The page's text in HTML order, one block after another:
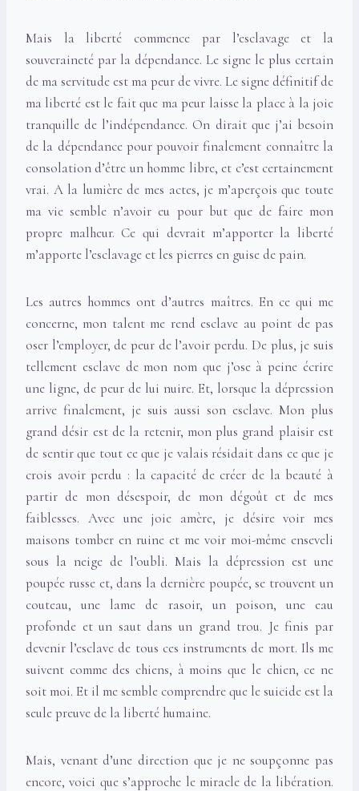
Mais la liberté commence par l’esclavage et la
souveraineté par la dépendance. Le signe le plus certain
de ma servitude est ma peur de vivre. Le signe définitif de
ma liberté est le fait que ma peur laisse la place à la joie
tranquille de l’indépendance. On dirait que j’ai besoin
de la dépendance pour pouvoir finalement connaître la
consolation d’être un homme libre, et c’est certainement
vrai. A la lumière de mes actes, je m’aperçois que toute
ma vie semble n’avoir eu pour but que de faire mon
propre malheur. Ce qui devrait m’apporter la liberté
m’apporte l’esclavage et les pierres en guise de pain.
Les autres hommes ont d’autres maîtres. En ce qui me
concerne, mon talent me rend esclave au point de pas
oser l’employer, de peur de l’avoir perdu. De plus, je suis
tellement esclave de mon nom que j’ose à peine écrire
une ligne, de peur de lui nuire. Et, lorsque la dépression
arrive finalement, je suis aussi son esclave. Mon plus
grand désir est de la retenir, mon plus grand plaisir est
de sentir que tout ce que je valais résidait dans ce que je
crois avoir perdu : la capacité de créer de la beauté à
partir de mon désespoir, de mon dégoût et de mes
faiblesses. Avec une joie amère, je désire voir mes
maisons tomber en ruine et me voir moi-même enseveli
sous la neige de l’oubli. Mais la dépression est une
poupée russe et, dans la dernière poupée, se trouvent un
couteau, une lame de rasoir, un poison, une eau
profonde et un saut dans un grand trou. Je finis par
devenir l’esclave de tous ces instruments de mort. Ils me
suivent comme des chiens, à moins que le chien, ce ne
soit moi. Et il me semble comprendre que le suicide est la
seule preuve de la liberté humaine.
Mais, venant d’une direction que je ne soupçonne pas
encore, voici que s’approche le miracle de la libération.